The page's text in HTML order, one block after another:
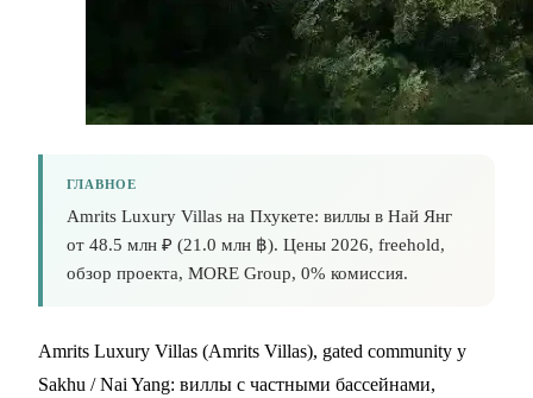
ГЛАВНОЕ
Amrits Luxury Villas на Пхукете: виллы в Най Янг
от 48.5 млн ₽ (21.0 млн ฿). Цены 2026, freehold,
обзор проекта, MORE Group, 0% комиссия.
Amrits Luxury Villas (Amrits Villas), gated community у
Sakhu / Nai Yang: виллы с частными бассейнами,